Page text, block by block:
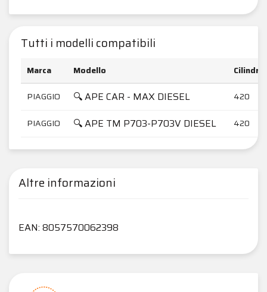
Tutti i modelli compatibili
Marca Modello
PIAGGIO
🔍 APE CAR - MAX DIESEL 420
PIAGGIO 🔍 APE TM P703-P703V DIESEL 420
Altre informazioni
EAN: 8057570062398